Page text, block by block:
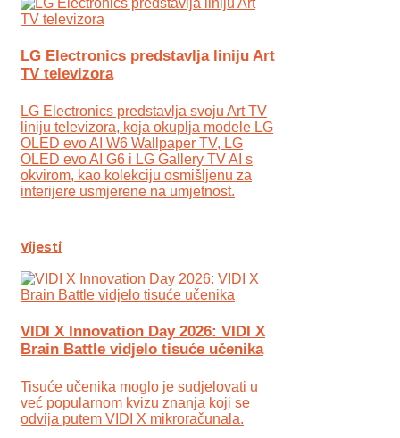
LG Electronics predstavlja liniju Art
TV televizora
LG Electronics predstavlja svoju Art TV
liniju televizora, koja okuplja modele LG
OLED evo AI W6 Wallpaper TV, LG
OLED evo AI G6 i LG Gallery TV AI s
okvirom, kao kolekciju osmišljenu za
interijere usmjerene na umjetnost.
Vijesti
VIDI X Innovation Day 2026: VIDI X
Brain Battle vidjelo tisuće učenika
Tisuće učenika moglo je sudjelovati u
već popularnom kvizu znanja koji se
odvija putem VIDI X mikroračunala.